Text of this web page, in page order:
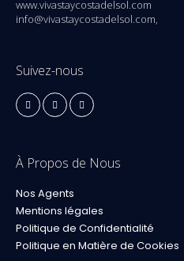
www.vivastaycostadelsol.com
info@vivastaycostadelsol.com,
Suivez-nous
À Propos de Nous
Nos Agents
Mentions légales
Politique de Confidentialité
Politique en Matière de Cookies